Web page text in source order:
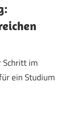
Schritt im
ein Studium